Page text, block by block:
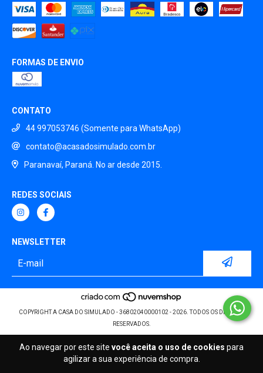
Ao navegar por este site você aceita o uso de cookies para
agilizar a sua experiência de compra.
FORMAS DE ENVIO
CONTATO
44 997053746 (Somente para WhatsApp)
contato@acasadosimulado.com.br
Paranavaí, Paraná. No ar desde 2015.
REDES SOCIAIS
NEWSLETTER
COPYRIGHT A CASA DO SIMULADO - 36802040000102 - 2026. TODOS OS DIREITOS
RESERVADOS.